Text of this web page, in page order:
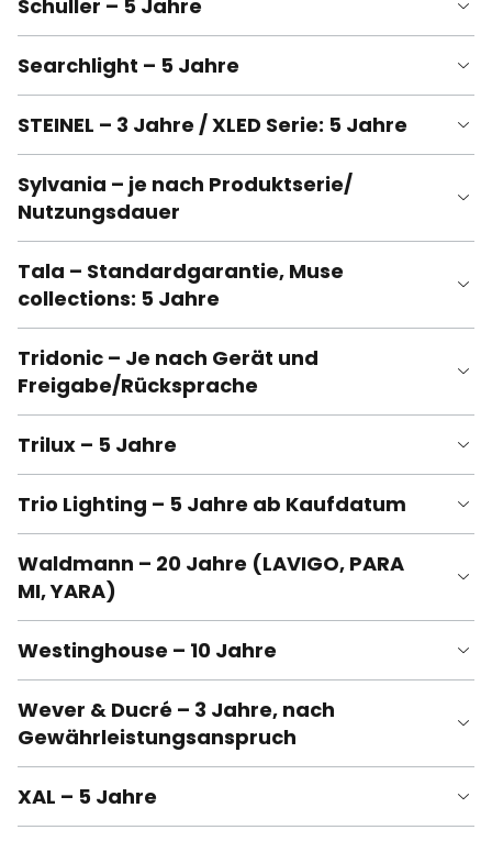
Schuller – 5 Jahre
Searchlight – 5 Jahre
STEINEL – 3 Jahre / XLED Serie: 5 Jahre
Sylvania – je nach Produktserie/
Nutzungsdauer
Tala – Standardgarantie, Muse
collections: 5 Jahre
Tridonic – Je nach Gerät und
Freigabe/Rücksprache
Trilux – 5 Jahre
Trio Lighting – 5 Jahre ab Kaufdatum
Waldmann – 20 Jahre (LAVIGO, PARA
MI, YARA)
Westinghouse – 10 Jahre
Wever & Ducré – 3 Jahre, nach
Gewährleistungsanspruch
XAL – 5 Jahre